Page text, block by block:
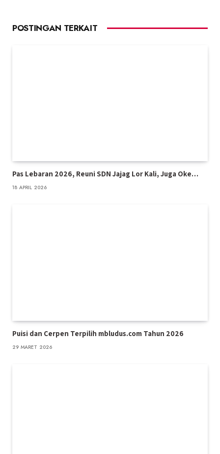
POSTINGAN TERKAIT
Pas Lebaran 2026, Reuni SDN Jajag Lor Kali, Juga Oke…
18 APRIL 2026
Puisi dan Cerpen Terpilih mbludus.com Tahun 2026
29 MARET 2026